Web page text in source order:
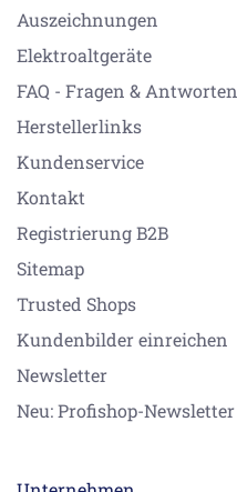
Auszeichnungen
Elektroaltgeräte
FAQ - Fragen & Antworten
Herstellerlinks
Kundenservice
Kontakt
Registrierung B2B
Sitemap
Trusted Shops
Kundenbilder einreichen
Newsletter
Neu: Profishop-Newsletter